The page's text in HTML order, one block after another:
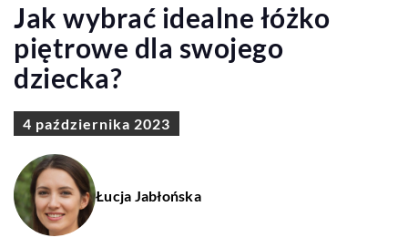
Jak wybrać idealne łóżko
piętrowe dla swojego
dziecka?
4 października 2023
Łucja Jabłońska